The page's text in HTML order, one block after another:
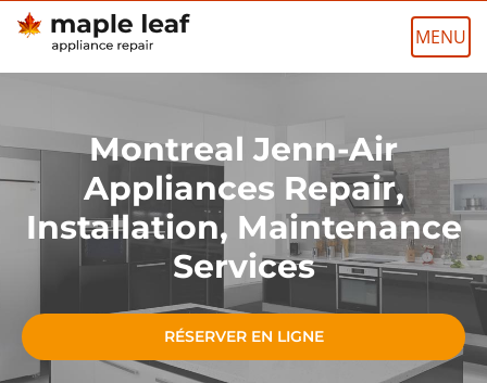
Skip
Montreal Jenn-Air
Appliances Repair,
Installation, Maintenance
Services
RÉSERVER EN LIGNE